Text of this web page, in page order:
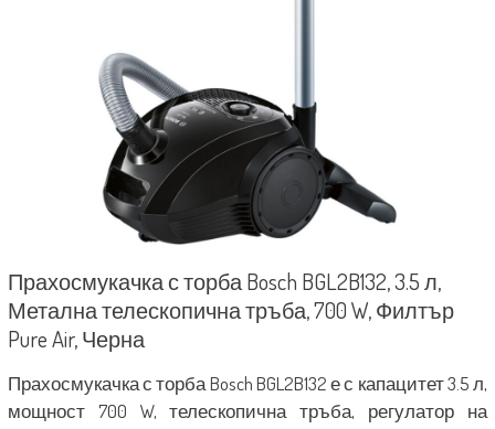
Прахосмукачка с торба Bosch BGL2B132, 3.5 л,
Метална телескопична тръба, 700 W, Филтър
Pure Air, Черна
Прахосмукачка с торба Bosch BGL2B132 е с капацитет 3.5 л,
мощност 700 W, телескопична тръба, регулатор на